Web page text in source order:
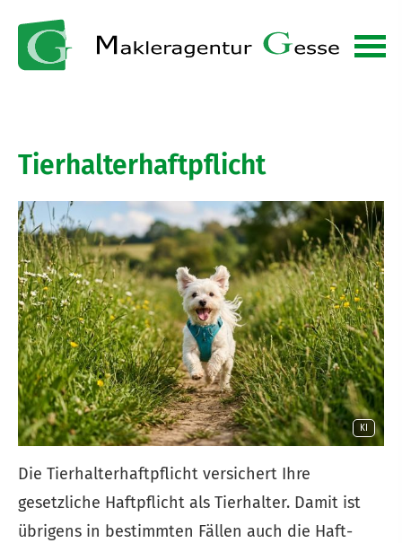
Tierhalterhaftpflicht
KI
Die Tierhalterhaftpflicht versichert Ihre
gesetzliche Haft­pflicht als Tierhalter. Damit ist
übrigens in bestimmten Fällen auch die Haft­